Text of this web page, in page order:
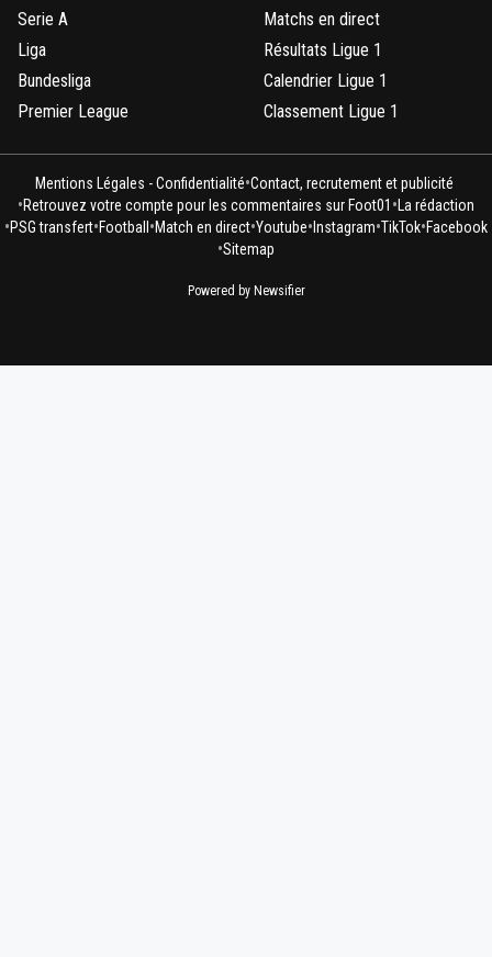
Serie A
Liga
Bundesliga
Premier League
Matchs en direct
Résultats Ligue 1
Calendrier Ligue 1
Classement Ligue 1
Mentions Légales - Confidentialité•Contact, recrutement et publicité
•Retrouvez votre compte pour les commentaires sur Foot01 •La rédaction
•PSG transfert•Football •Match en direct•Youtube• Instagram•TikTok•Facebook
•Sitemap
Powered by Newsifier